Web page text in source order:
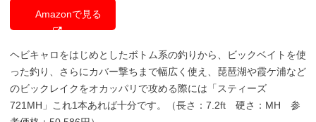
Amazonで見る
ヘビキャロをはじめとしたボトム系の釣りから、ビックベイトを使
った釣り、さらにカバー撃ちまで幅広く使え、琵琶湖や霞ケ浦など
のビックレイクをオカッパリで攻める際には「スティーズ
721MH」これ1本あれば十分です。（長さ：7.2ft 硬さ：MH 参